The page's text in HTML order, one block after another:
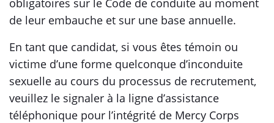
obligatoires sur le Code de conduite au moment
de leur embauche et sur une base annuelle.
En tant que candidat, si vous êtes témoin ou
victime d’une forme quelconque d’inconduite
sexuelle au cours du processus de recrutement,
veuillez le signaler à la ligne d’assistance
téléphonique pour l’intégrité de Mercy Corps